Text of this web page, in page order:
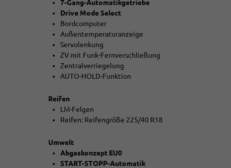
7-Gang-Automatikgetriebe
Drive Mode Select
Bordcomputer
Außentemperaturanzeige
Servolenkung
ZV mit Funk-Fernverschließung
Zentralverriegelung
AUTO-HOLD-Funktion
Reifen
LM-Felgen
Reifen: Reifengröße 225/40 R18
Umwelt
Abgaskonzept EU0
START-STOPP-Automatik